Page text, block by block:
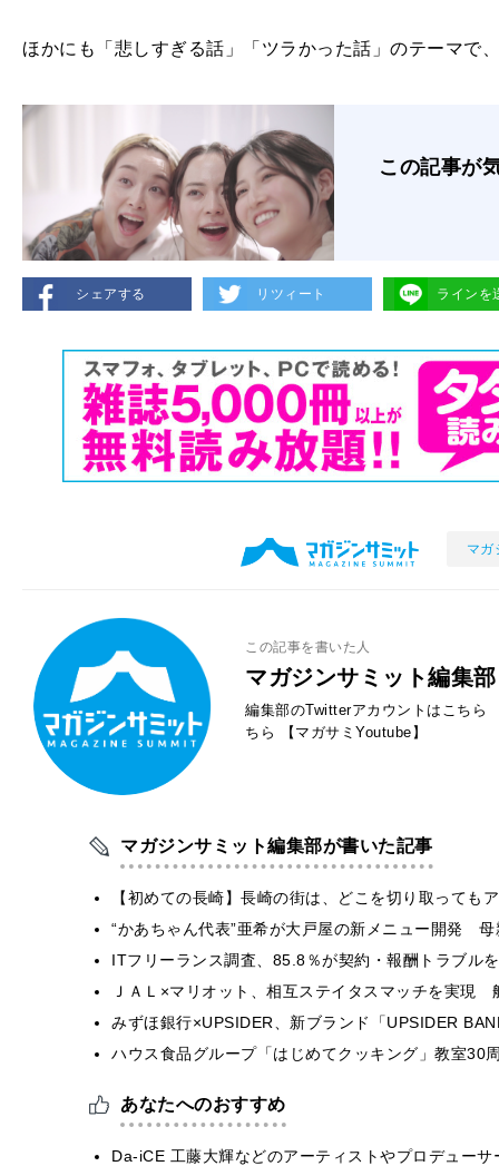
ほかにも「悲しすぎる話」「ツラかった話」のテーマで
この記事が
シェアする リツィート ラインを
マガ
この記事を書いた人
マガジンサミット編集部
編集部のTwitterアカウントはこちら
ちら
【マガサミYoutube】
マガジンサミット編集部が書いた記事
【初めての長崎】長崎の街は、どこを切り取って
“かあちゃん代表”亜希が大戸屋の新メニュー開発
ITフリーランス調査、85.8％が契約・報酬トラブ
ＪＡＬ×マリオット、相互ステイタスマッチを実
みずほ銀行×UPSIDER、新ブランド「UPSIDER
ハウス食品グループ「はじめてクッキング」教室
あなたへのおすすめ
Da-iCE 工藤大輝などのアーティストやプロデュー